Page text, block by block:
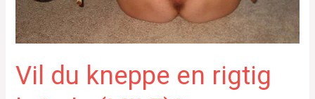
Vil du kneppe en rigtig